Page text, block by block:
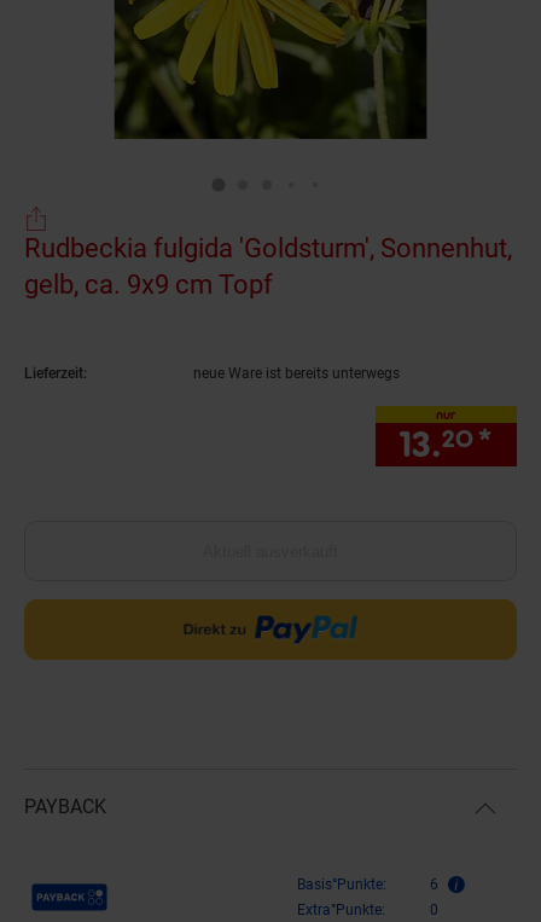
Rudbeckia fulgida 'Goldsturm', Sonnenhut,
gelb, ca. 9x9 cm Topf
Lieferzeit: neue Ware ist bereits unterwegs
nur
13.20 *
PAYBACK
Payback Punkte Basis°Punkte:
6
Extra°Punkte:
0